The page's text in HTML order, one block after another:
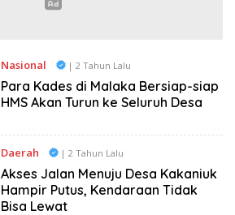
Nasional | 2 Tahun Lalu
Para Kades di Malaka Bersiap-siap
HMS Akan Turun ke Seluruh Desa
Daerah | 2 Tahun Lalu
Akses Jalan Menuju Desa Kakaniuk
Hampir Putus, Kendaraan Tidak
Bisa Lewat